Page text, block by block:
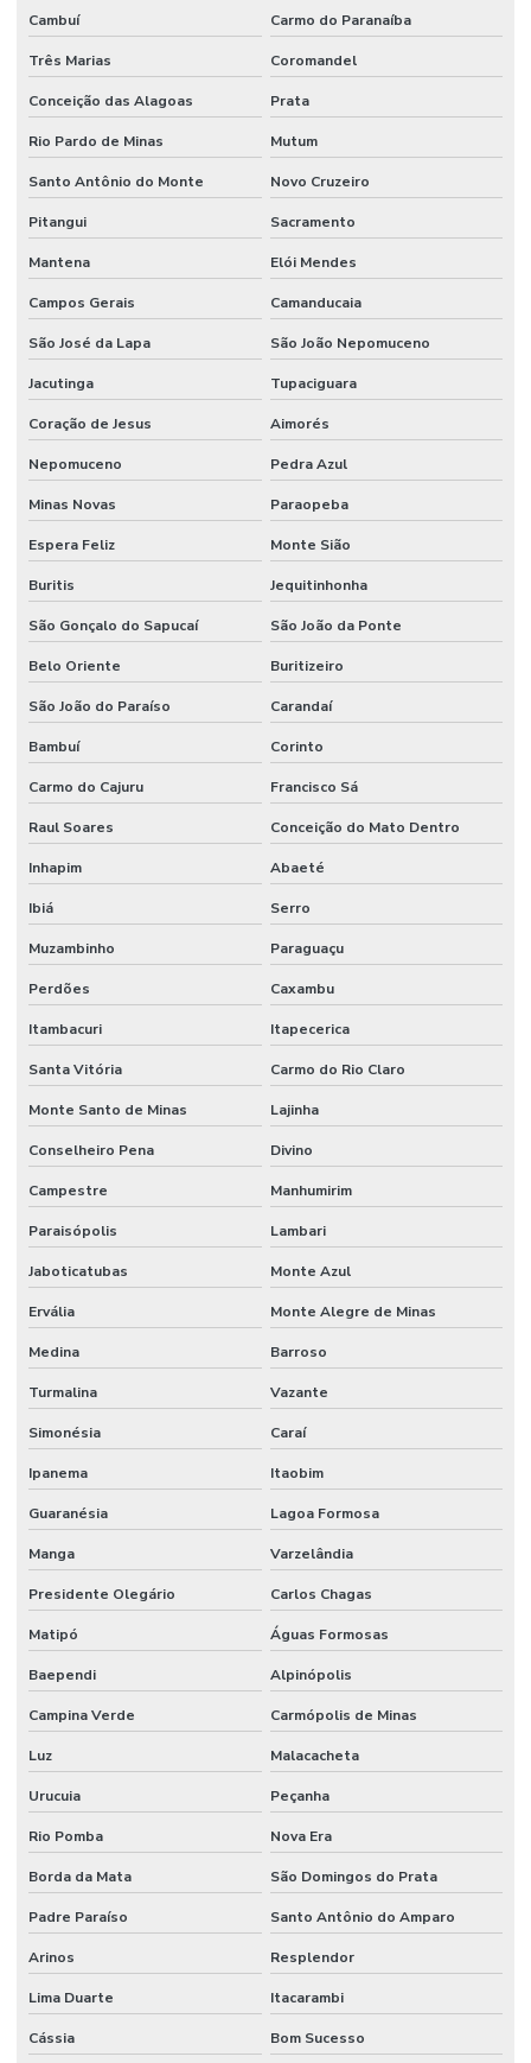
Manutenção Preventiva De Sistemas Mecânicos
Manutenção Preventiva E Corretiva
Manutenção Preventiva E Gestão De Ativos
Manutenção Preventiva E Lubrificação
Manutenção Preventiva E Segurança
Manutenção Preventiva Industrial
Manutenção preventiva industrial
Manutenção Preventiva Para Equipamentos Pesados
Manutenção Preventiva Para Indústrias
Manutenção Preventiva Para Máquinas
Manutenção de redes elétricas industriais
Manutenção de sistemas de ar condicionado
Manutenção de sistemas de climatização comercial
Manutenção de sistemas de climatização predial
Manutenção de sistemas elétricos corporativos
Manutenção de sistemas elétricos industriais
Mão de obra facilities
Mão de obra de limpeza terceirizada
Mão de obra técnica terceirizada
Mão de obra temporária e terceirização
Mecânico terceirizado
Melhorias Em Sistemas Elétricos
Monitoramento De Condições Operacionais
Orçamento manutenção industrial
Orçamento de manutenção preventiva
Planejamento De Manutenção Preventiva
Planos De Manutenção Preventiva Para Indústrias
Planos de manutenção preventiva
Prevenção De Falhas Em Equipamentos
Profissional de limpeza industrial
Projetos de infraestrutura e manutenção empresarial
Rede De Manutenção Preventiva
Reforma De Instalações Hidráulicas
Reforma E Manutenção Predial Completa
Reformas E Manutenção Predial
Remoção De Resíduos E Limpeza Eficaz
Retrofit de equipamentos industriais
Retrofit de instalações
Serviço Completo De Limpeza Corporativa
Cambuí Carmo do Paranaíba
Três Marias Coromandel
Conceição das Alagoas Prata
Rio Pardo de Minas Mutum
Santo Antônio do Monte Novo Cruzeiro
Pitangui Sacramento
Mantena Elói Mendes
Campos Gerais Camanducaia
São José da Lapa São João Nepomuceno
Jacutinga Tupaciguara
Coração de Jesus Aimorés
Nepomuceno Pedra Azul
Minas Novas Paraopeba
Espera Feliz Monte Sião
Buritis Jequitinhonha
São Gonçalo do Sapucaí São João da Ponte
Belo Oriente Buritizeiro
São João do Paraíso Carandaí
Bambuí Corinto
Carmo do Cajuru Francisco Sá
Raul Soares Conceição do Mato Dentro
Inhapim Abaeté
Ibiá Serro
Muzambinho Paraguaçu
Perdões Caxambu
Itambacuri Itapecerica
Santa Vitória Carmo do Rio Claro
Monte Santo de Minas Lajinha
Conselheiro Pena Divino
Campestre Manhumirim
Paraisópolis Lambari
Jaboticatubas Monte Azul
Ervália Monte Alegre de Minas
Medina Barroso
Turmalina Vazante
Simonésia Caraí
Ipanema Itaobim
Guaranésia Lagoa Formosa
Manga Varzelândia
Presidente Olegário Carlos Chagas
Matipó Águas Formosas
Baependi Alpinópolis
Campina Verde Carmópolis de Minas
Luz Malacacheta
Urucuia Peçanha
Rio Pomba Nova Era
Borda da Mata São Domingos do Prata
Padre Paraíso Santo Antônio do Amparo
Arinos Resplendor
Lima Duarte Itacarambi
Cássia Bom Sucesso